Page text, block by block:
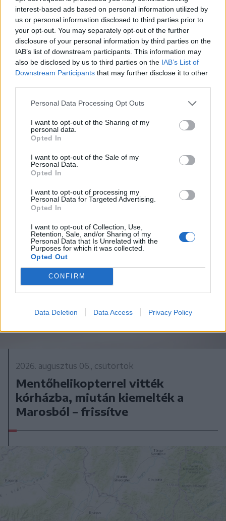
interest-based ads based on personal information utilized by
us or personal information disclosed to third parties prior to
your opt-out. You may separately opt-out of the further
disclosure of your personal information by third parties on the
IAB’s list of downstream participants. This information may
also be disclosed by us to third parties on the IAB’s List of
Downstream Participants that may further disclose it to other
Personal Data Processing Opt Outs
I want to opt-out of the Sharing of my
personal data.
Opted In
I want to opt-out of the Sale of my
Personal Data.
Opted In
I want to opt-out of processing my
Personal Data for Targeted Advertising.
Opted In
I want to opt-out of Collection, Use,
Retention, Sale, and/or Sharing of my
Personal Data that Is Unrelated with the
Purposes for which it was collected.
Opted Out
CONFIRM
Data Deletion Data Access Privacy Policy
2026. augusztus 06., csütörtök
Székelyföldi Lovas Ünnep
2026. augusztus 06., csütörtök
Mentőhelikopterrel vitték
kórházba, miután kiemelték a
Marosból – frissítve